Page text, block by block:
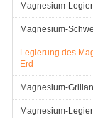
Magnesium-
Magnesium-
Legierung des
Erd
Magnesium-
Magnesium-